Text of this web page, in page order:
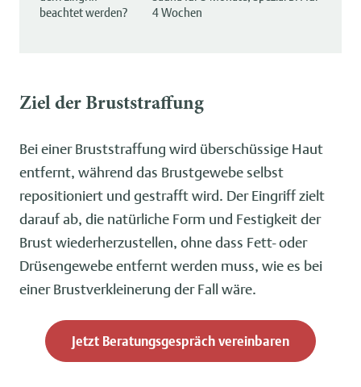
beachtet werden?
4 Wochen
Ziel der Bruststraffung
Bei einer Bruststraffung wird überschüssige Haut
entfernt, während das Brustgewebe selbst
repositioniert und gestrafft wird. Der Eingriff zielt
darauf ab, die natürliche Form und Festigkeit der
Brust wiederherzustellen, ohne dass Fett- oder
Drüsengewebe entfernt werden muss, wie es bei
einer Brustverkleinerung der Fall wäre.
Jetzt Beratungsgespräch vereinbaren